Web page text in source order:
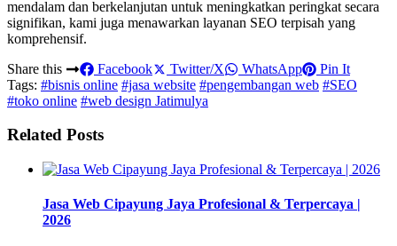
mendalam dan berkelanjutan untuk meningkatkan peringkat secara
signifikan, kami juga menawarkan layanan SEO terpisah yang
komprehensif.
Share this
Facebook Twitter/X WhatsApp
Pin It
Tags: #bisnis online #jasa website #pengembangan web #SEO
#toko online #web design Jatimulya
Related Posts
Jasa Web Cipayung Jaya Profesional & Terpercaya |
2026